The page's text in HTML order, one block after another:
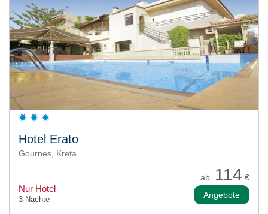
Hotel Erato
Gournes, Kreta
ab 114 €
Nur Hotel
3 Nächte Angebote